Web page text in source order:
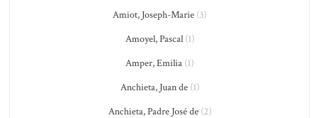
Amiot, Joseph-Marie (3)
Amoyel, Pascal(1)
Amper, Emilia (1)
Anchieta, Juan de(1)
Anchieta, Padre José de(2)